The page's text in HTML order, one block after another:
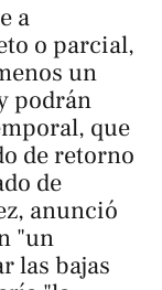
a
o parcial,
un
podrán
que
de retorno
de
anunció
"un
las bajas